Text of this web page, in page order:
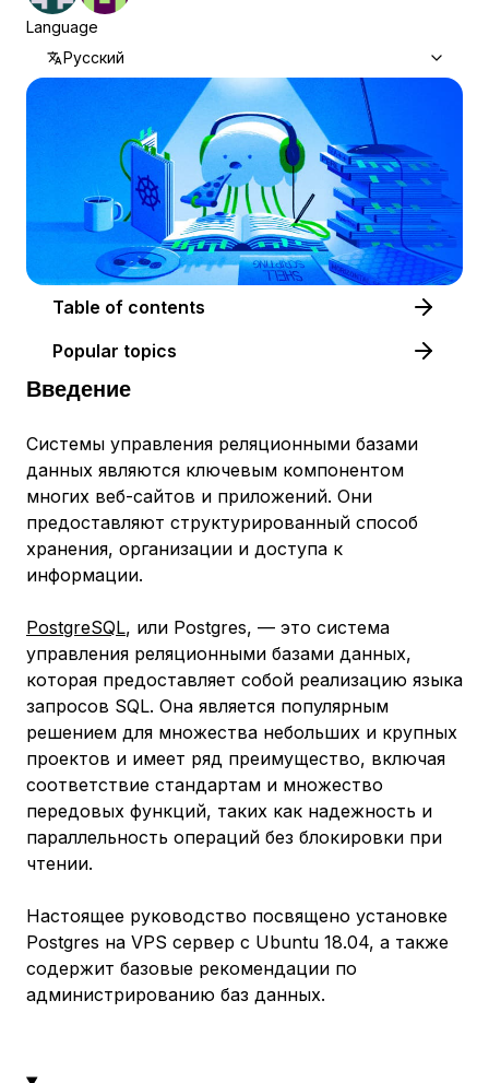
Language
Русский
Table of contents
Popular topics
Введение
Системы управления реляционными базами
данных являются ключевым компонентом
многих веб-сайтов и приложений. Они
предоставляют структурированный способ
хранения, организации и доступа к
информации.
PostgreSQL, или Postgres, — это система
управления реляционными базами данных,
которая предоставляет собой реализацию языка
запросов SQL. Она является популярным
решением для множества небольших и крупных
проектов и имеет ряд преимущество, включая
соответствие стандартам и множество
передовых функций, таких как надежность и
параллельность операций без блокировки при
чтении.
Настоящее руководство посвящено установке
Postgres на VPS сервер с Ubuntu 18.04, а также
содержит базовые рекомендации по
администрированию баз данных.